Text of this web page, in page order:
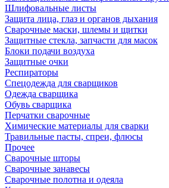
Шлифовальные листы
Защита лица, глаз и органов дыхания
Сварочные маски, шлемы и щитки
Защитные стекла, запчасти для масок
Блоки подачи воздуха
Защитные очки
Респираторы
Спецодежда для сварщиков
Одежда сварщика
Обувь сварщика
Перчатки сварочные
Химические материалы для сварки
Травильные пасты, спреи, флюсы
Прочее
Сварочные шторы
Сварочные занавесы
Сварочные полотна и одеяла